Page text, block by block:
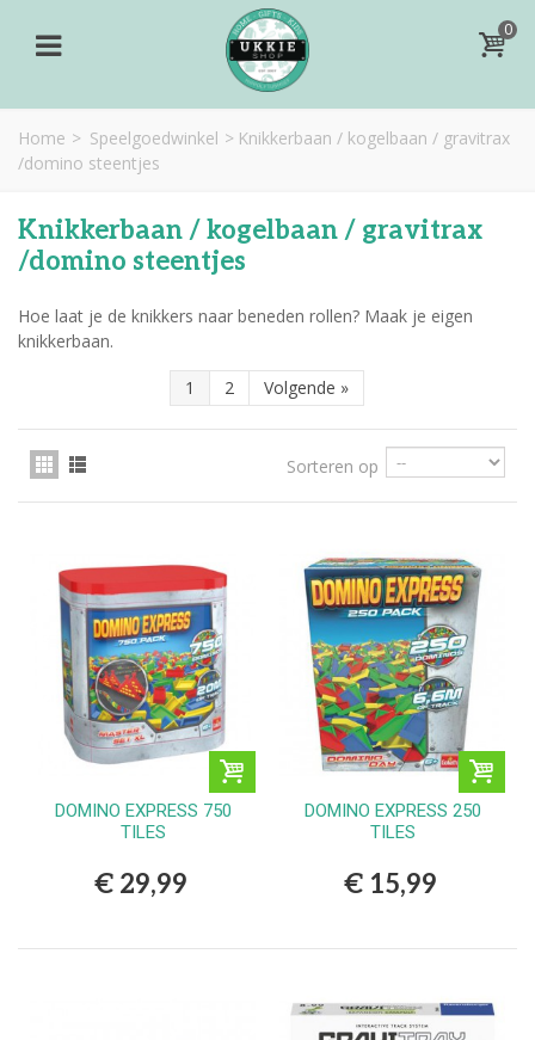
0
Home > Speelgoedwinkel > Knikkerbaan / kogelbaan / gravitrax
/domino steentjes
Knikkerbaan / kogelbaan / gravitrax
/domino steentjes
Hoe laat je de knikkers naar beneden rollen? Maak je eigen
knikkerbaan.
1 2 Volgende »
Sorteren op
DOMINO EXPRESS 750
TILES
€ 29,99
DOMINO EXPRESS 250
TILES
€ 15,99